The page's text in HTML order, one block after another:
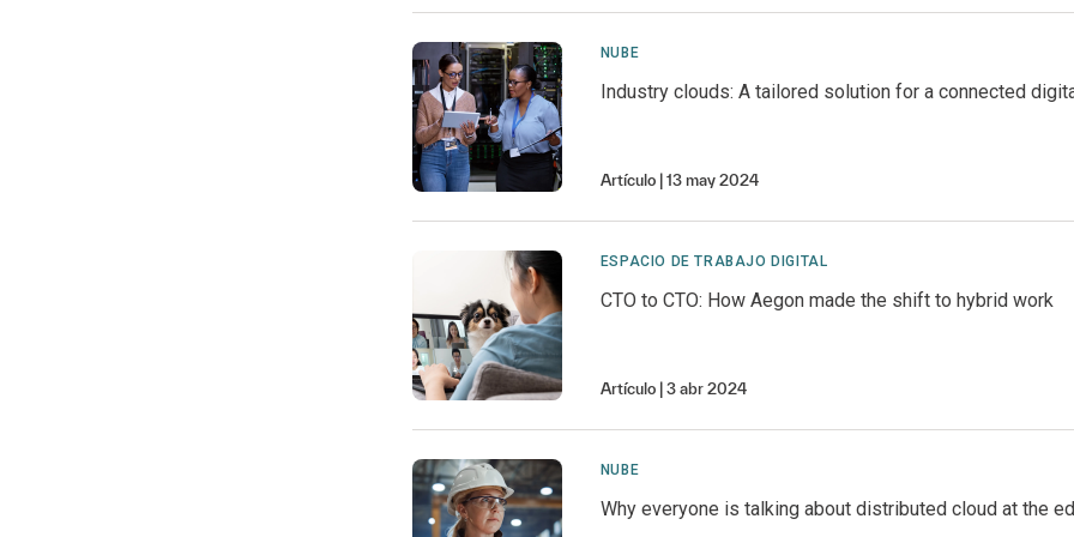
NUBE
Industry clouds: A tailored solution for a connected
Artículo 13 may 2024
ESPACIO DE TRABAJO DIGITAL
CTO to CTO: How Aegon made the shift to hybrid work
Artículo 3 abr 2024
NUBE
Why everyone is talking about distributed cloud at the